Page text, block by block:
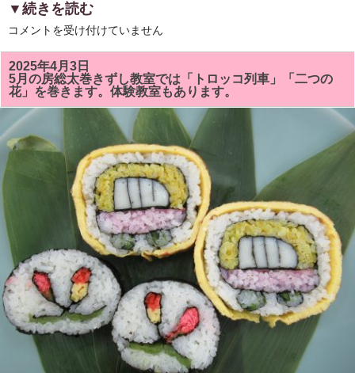
験」
掲
さ
れ
ま
し
た！！
は
▼続きを読む
6
の
房
総
太
巻
き
ず
し
教
室
で
マ
ン
風」
「ス
ズ
ラ
ン」
を
巻
き
コメントを受け付けていません
2025年4月3日
5月の房総太巻きずし教室では「トロッコ列車」「二つの
花」を巻きます。体験教室もあります。